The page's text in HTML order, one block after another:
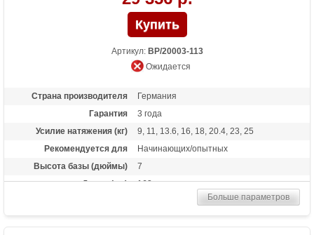
Артикул: BP/20003-113
Ожидается
Страна производителя
Германия
Гарантия
3 года
Усилие натяжения (кг)
9, 11, 13.6, 16, 18, 20.4, 23, 25
Рекомендуется для
Начинающих/опытных
Высота базы (дюймы)
7
Длина (см)
163
Полочка, Чехол, Тетива Whisper String
Материалы изделия
орех, клен, микарта, черный ламинат
Больше параметров